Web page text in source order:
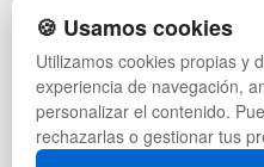
PREGUNTAS FRECUENTES
INGRESA A TU CUENTA
AYUDA RECIBIDA
🍪 Usamos cookies
Utilizamos cookies propias y
experiencia de navegación,
personalizar el contenido.
rechazarlas o gestionar tus